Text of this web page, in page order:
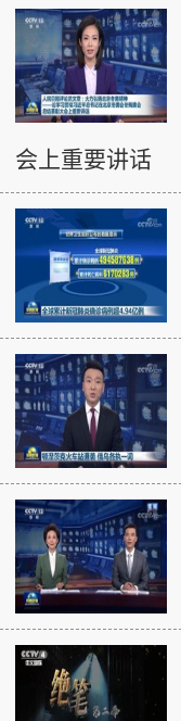
会上重要讲话